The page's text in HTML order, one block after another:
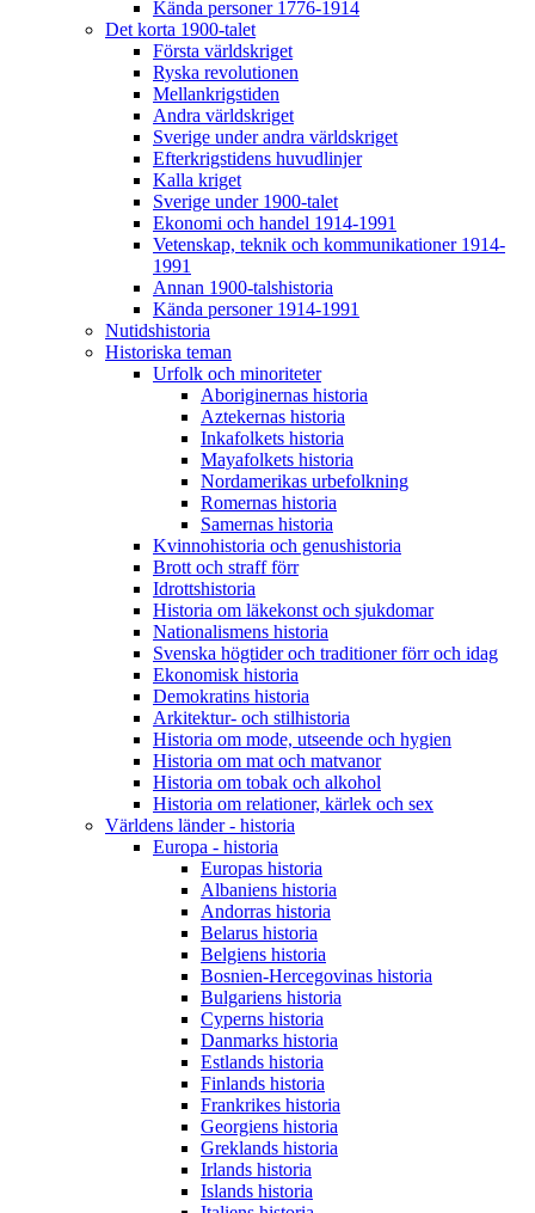
Kända personer 1776-1914
Det korta 1900-talet
Första världskriget
Ryska revolutionen
Mellankrigstiden
Andra världskriget
Sverige under andra världskriget
Efterkrigstidens huvudlinjer
Kalla kriget
Sverige under 1900-talet
Ekonomi och handel 1914-1991
Vetenskap, teknik och kommunikationer 1914-
1991
Annan 1900-talshistoria
Kända personer 1914-1991
Nutidshistoria
Historiska teman
Urfolk och minoriteter
Aboriginernas historia
Aztekernas historia
Inkafolkets historia
Mayafolkets historia
Nordamerikas urbefolkning
Romernas historia
Samernas historia
Kvinnohistoria och genushistoria
Brott och straff förr
Idrottshistoria
Historia om läkekonst och sjukdomar
Nationalismens historia
Svenska högtider och traditioner förr och idag
Ekonomisk historia
Demokratins historia
Arkitektur- och stilhistoria
Historia om mode, utseende och hygien
Historia om mat och matvanor
Historia om tobak och alkohol
Historia om relationer, kärlek och sex
Världens länder - historia
Europa - historia
Europas historia
Albaniens historia
Andorras historia
Belarus historia
Belgiens historia
Bosnien-Hercegovinas historia
Bulgariens historia
Cyperns historia
Danmarks historia
Estlands historia
Finlands historia
Frankrikes historia
Georgiens historia
Greklands historia
Irlands historia
Islands historia